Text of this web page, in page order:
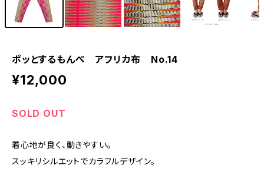
ポッとするもんぺ アフリカ布 No.14
¥12,000
SOLD OUT
着心地が良く、動きやすい。
スッキリシルエットでカラフルデザイン。